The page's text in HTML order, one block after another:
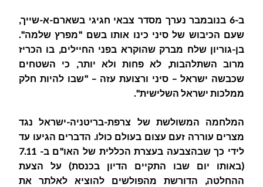
ב-6 בנובמבר נערך מסדר צבאי חגיגי בשארם-א-שייך,
שעם הכיבוש של סיני כינו אותו בשם "מפרץ שלמה".
בן-גוריון שלח מברק שהוקרא בפני החיילים, בו הכריז
מרוב השתלהבות, לא פחות ולא יותר, כי השטחים
שכבשה ישראל – סיני ורצועת עזה – "שבו להיות חלק
ממלכות ישראל השלישית".
המלחמה המשולשת של צרפת-בריטניה-ישראל נגד
מצרים עוררה זעם עצום בעולם כולו. הדברים הגיעו עד
לידי כך שבהצבעה בעצרת הכללית של האו"ם ב- 7.11
(באותו יום שבו התקיים הדיון בכנסת) על הצעת
ההחלטה, הדורשת מהפולשים להוציא לאלתר את